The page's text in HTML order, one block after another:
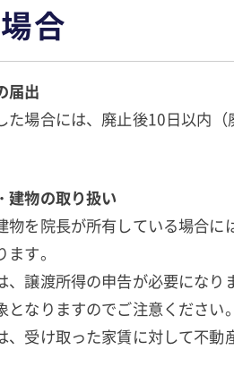
合
届出
た場合には、廃止後10日以内
物の取り扱い
物を院長が所有している場合
す。
、譲渡所得の申告が必要にな
となりますのでご注意ください。
、受け取った家賃に対して不動